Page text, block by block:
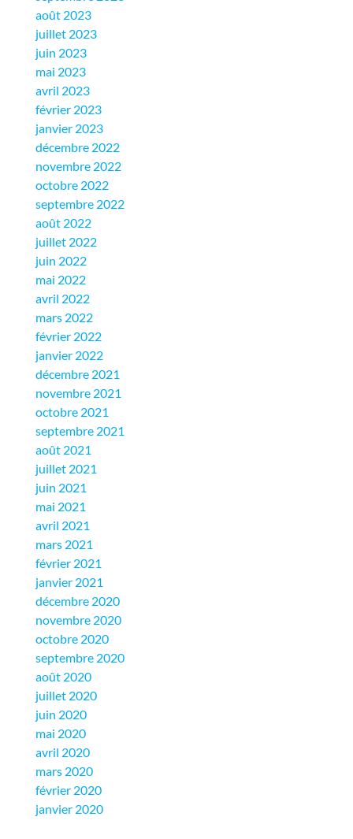
août 2023
juillet 2023
juin 2023
mai 2023
avril 2023
février 2023
janvier 2023
décembre 2022
novembre 2022
octobre 2022
septembre 2022
août 2022
juillet 2022
juin 2022
mai 2022
avril 2022
mars 2022
février 2022
janvier 2022
décembre 2021
novembre 2021
octobre 2021
septembre 2021
août 2021
juillet 2021
juin 2021
mai 2021
avril 2021
mars 2021
février 2021
janvier 2021
décembre 2020
novembre 2020
octobre 2020
septembre 2020
août 2020
juillet 2020
juin 2020
mai 2020
avril 2020
mars 2020
février 2020
janvier 2020